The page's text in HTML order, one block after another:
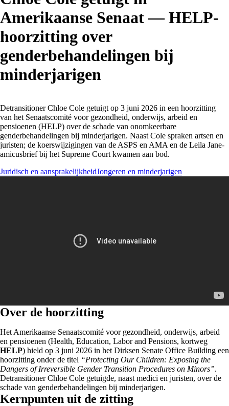
Amerikaanse Senaat — HELP-
hoorzitting over
genderbehandelingen bij
minderjarigen
Detransitioner Chloe Cole getuigt op 3 juni 2026 in een hoorzitting
van het Senaatscomité voor gezondheid, onderwijs, arbeid en
pensioenen (HELP) over de schade van onomkeerbare
genderbehandelingen bij minderjarigen. Naast Cole spraken artsen en
juristen; de koerswijzigingen van de ASPS en AMA en de Leila Jane-
amicusbrief bij het Supreme Court kwamen aan bod.
Juridisch en aansprakelijkheidJongeren en minderjarigen
Over de hoorzitting
Het Amerikaanse Senaatscomité voor gezondheid, onderwijs, arbeid
en pensioenen (Health, Education, Labor and Pensions, kortweg
HELP) hield op 3 juni 2026 in het Dirksen Senate Office Building een
hoorzitting onder de titel “Protecting Our Children: Exposing the
Dangers of Irreversible Gender Transition Procedures on Minors”.
Detransitioner Chloe Cole getuigde, naast medici en juristen, over de
schade van genderbehandelingen bij minderjarigen.
Kernpunten uit de zitting